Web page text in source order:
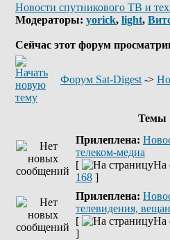
Новости спутникового ТВ и
Модераторы: yorick, light,
Сейчас этот форум
Форум Sat-Digest ->
Темы
Прилеплена:
телеком-медиа
[
На
168 ]
Прилеплена:
телевидения,
[
На
]